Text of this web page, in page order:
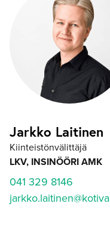
Jarkko Laitinen
Kiinteistönvälittäjä
LKV, INSINÖÖRI AMK
041 329 8146